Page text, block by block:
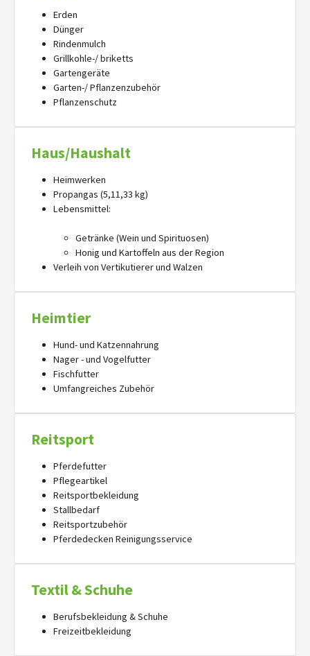
Erden
Dünger
Rindenmulch
Grillkohle-/ briketts
Gartengeräte
Garten-/ Pflanzenzubehör
Pflanzenschutz
Haus/Haushalt
Heimwerken
Propangas (5,11,33 kg)
Lebensmittel:
Getränke (Wein und Spirituosen)
Honig und Kartoffeln aus der Region
Verleih von Vertikutierer und Walzen
Heimtier
Hund- und Katzennahrung
Nager - und Vogelfutter
Fischfutter
Umfangreiches Zubehör
Reitsport
Pferdefutter
Pflegeartikel
Reitsportbekleidung
Stallbedarf
Reitsportzubehör
Pferdedecken Reinigungsservice
Textil & Schuhe
Berufsbekleidung & Schuhe
Freizeitbekleidung